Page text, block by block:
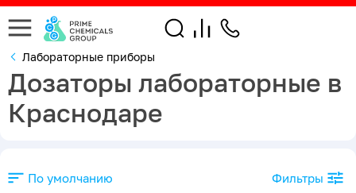
Лабораторные приборы
Дозаторы лабораторные в
Краснодаре
По умолчанию Фильтры